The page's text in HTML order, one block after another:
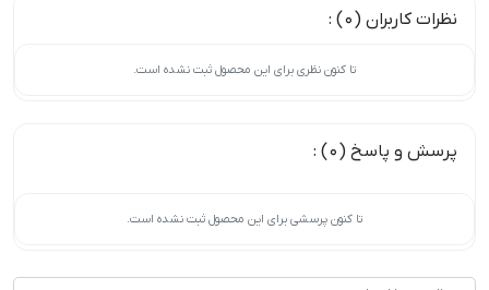
نظرات کاربران (0) :
تا کنون نظری برای این محصول ثبت نشده است.
پرسش و پاسخ (0) :
تا کنون پرسشی برای این محصول ثبت نشده است.